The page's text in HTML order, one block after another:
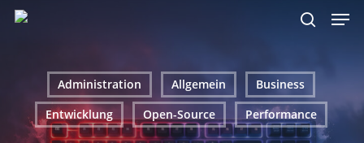
Skip
Administration Allgemein
Business
Entwicklung
Open-Source Performance
Menu